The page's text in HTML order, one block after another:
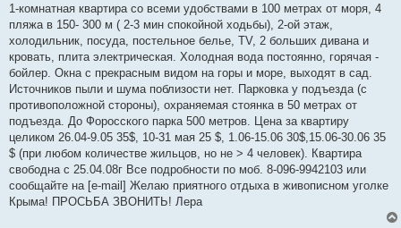
о
щ
е
и
е
1-комнатная квартира со всеми удобствами в 100 метрах от моря, 4
пляжа в 150- 300 м ( 2-3 мин спокойной ходьбы), 2-ой этаж,
холодильник, посуда, постельное белье, TV, 2 больших дивана и
кровать, плита электрическая. Холодная вода постоянно, горячая -
бойлер. Окна с прекрасным видом на горы и море, выходят в сад.
Источников пыли и шума поблизости нет. Парковка у подъезда (с
противоположной стороны), охраняемая стоянка в 50 метрах от
подъезда. До Форосского парка 500 метров. Цена за квартиру
целиком 26.04-9.05 35$, 10-31 мая 25 $, 1.06-15.06 30$,15.06-30.06 35
$ (при любом количестве жильцов, но не > 4 человек). Квартира
свободна с 25.04.08г Все подробности по моб. 8-096-9942103 или
сообщайте на [e-mail] Желаю приятного отдыха в живописном уголке
Крыма! ПРОСЬБА ЗВОНИТЬ! Лера